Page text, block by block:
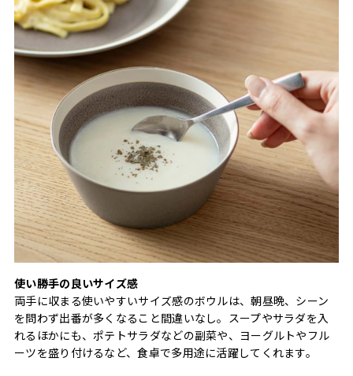
使い勝手の良いサイズ感
両手に収まる使いやすいサイズ感のボウルは、朝昼晩、シーン
を問わず出番が多くなること間違いなし。スープやサラダを入
れるほかにも、ポテトサラダなどの副菜や、ヨーグルトやフル
ーツを盛り付けるなど、食卓で多用途に活躍してくれます。